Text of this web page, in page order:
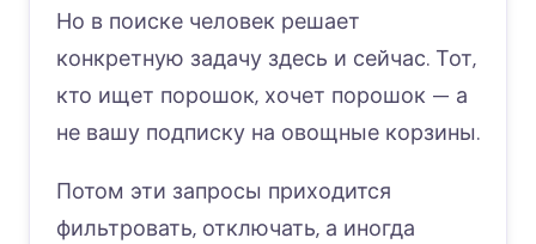
Но в поиске человек решает
конкретную задачу здесь и сейчас. Тот,
кто ищет порошок, хочет порошок — а
не вашу подписку на овощные корзины.
Потом эти запросы приходится
фильтровать, отключать, а иногда